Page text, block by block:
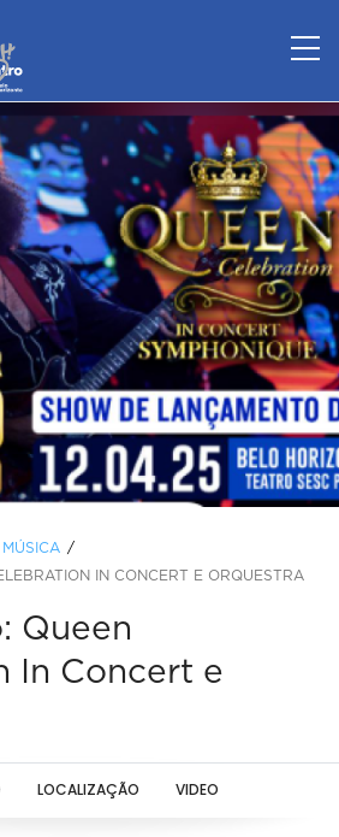
MÚSICA
IN CONCERT E ORQUESTRA
Queen
In Concert e
LOCALIZAÇÃO VIDEO